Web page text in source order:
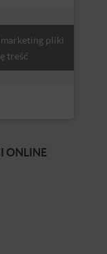
pliki
treść
ONLINE